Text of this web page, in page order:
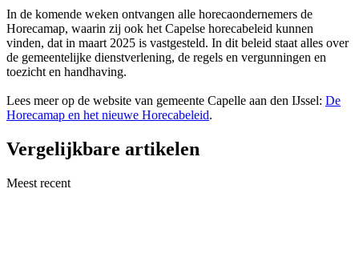
In de komende weken ontvangen alle horecaondernemers de
Horecamap, waarin zij ook het Capelse horecabeleid kunnen
vinden, dat in maart 2025 is vastgesteld. In dit beleid staat alles over
de gemeentelijke dienstverlening, de regels en vergunningen en
toezicht en handhaving.
Lees meer op de website van gemeente Capelle aan den IJssel: De
Horecamap en het nieuwe Horecabeleid.
Vergelijkbare artikelen
Meest recent